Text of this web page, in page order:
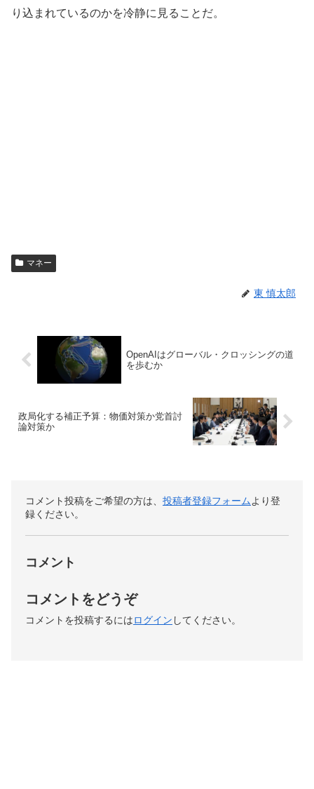
り込まれているのかを冷静に見ることだ。
マネー
東 慎太郎
OpenAIはグローバル・クロッシングの道
を歩むか
政局化する補正予算：物価対策か党首討
論対策か
コメント投稿をご希望の方は、 投稿者登録フォームより登
録ください。
コメント
コメントをどうぞ
コメントを投稿するにはログイン してください。